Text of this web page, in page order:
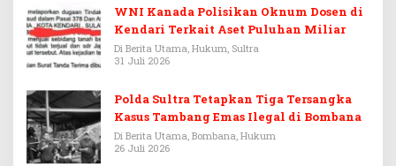
WNI Kanada Polisikan Oknum Dosen di
Kendari Terkait Aset Puluhan Miliar
Di Berita Utama, Hukum, Sultra
31 Juli 2026
Polda Sultra Tetapkan Tiga Tersangka
Kasus Tambang Emas Ilegal di Bombana
Di Berita Utama, Bombana, Hukum
26 Juli 2026